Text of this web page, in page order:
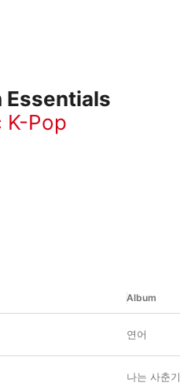
Essentials
K-Pop
Album
연어
나는 사춘기